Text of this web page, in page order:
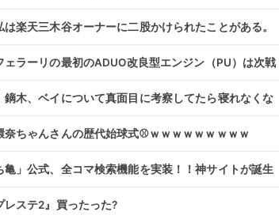
楽天三木谷オーナーに二股かけられたことがある。
物だ」
ェラーリの最初のADUO改良型エンジン（PU）は次戦
GPで投入、5馬力UPか？
鏑木、ベイについて真面目に考察してたら寝れなくな
奈ちゃんさんの歴代始球式⚾ｗｗｗｗｗｗｗｗｗ
亀」公式、全コマ検索機能を実装！！神サイトが誕生
レステ2』買ったった?